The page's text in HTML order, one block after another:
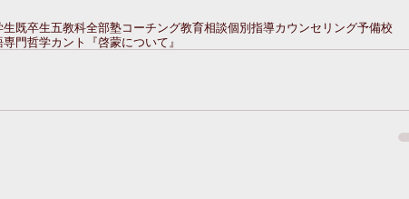
生既卒生五教科全部塾コーチング教育相談個別指導カウンセリング予備校
専門哲学カント 『啓蒙について』